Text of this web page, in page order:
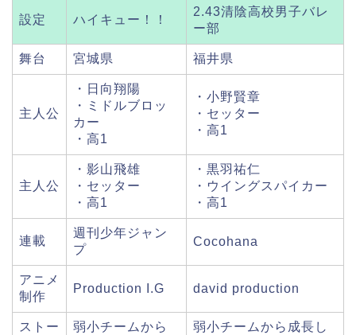
設定 ハイキュー！！
2.43清陰高校男子バレ
ー部
舞台 宮城県 福井県
主人公
・日向翔陽
・ミドルブロッ
カー
・高1
・小野賢章
・セッター
・高1
主人公
・影山飛雄
・セッター
・高1
・黒羽祐仁
・ウイングスパイカー
・高1
連載
週刊少年ジャン
プ
Cocohana
アニメ
制作
Production I.G david production
ストー
弱小チームから
弱小チームから成長し